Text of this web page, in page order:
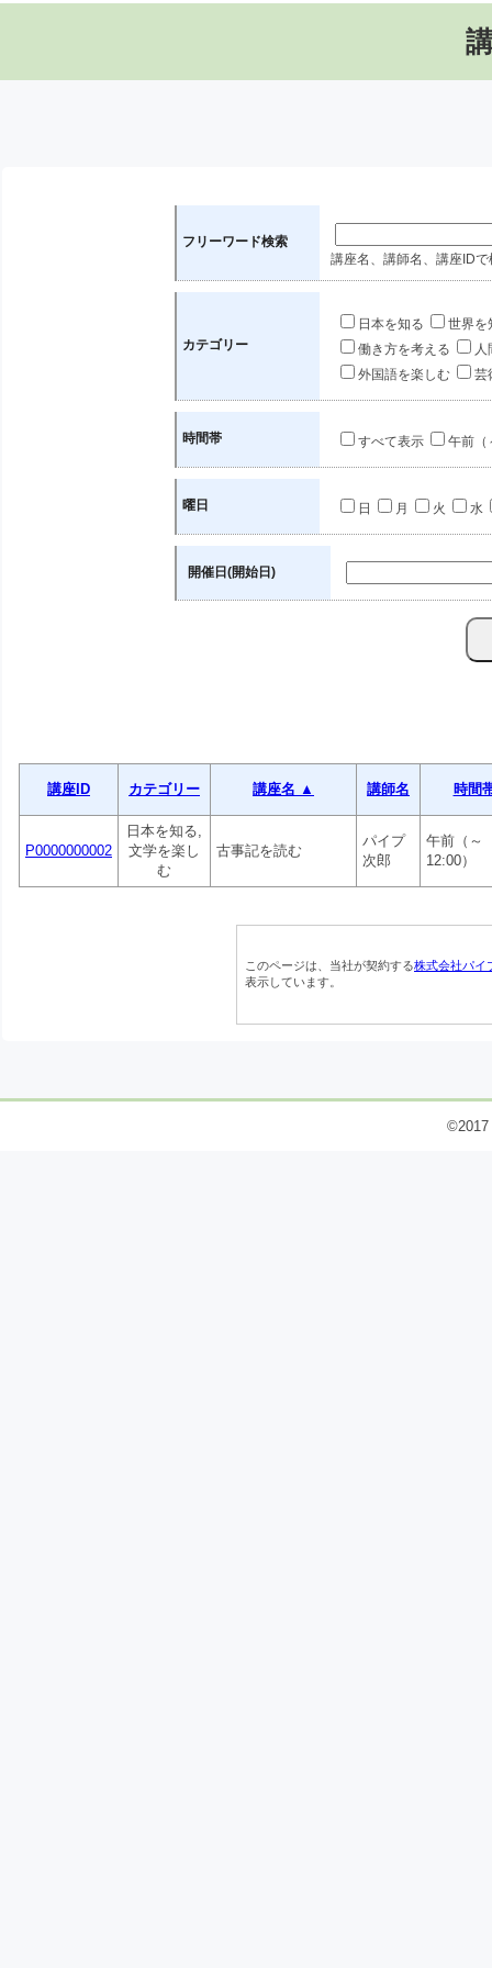
フリーワード検索
講座名、講師名、講座IDで
カテゴリー
日本を知る
世界を
働き方を考える
人
外国語を楽しむ
芸
時間帯 すべて表示 午前（
曜日 日 月 火 水
開催日(開始日)
講座ID カテゴリー 講座名 ▲ 講師名 時間
P0000000002
日本を知る,
文学を楽し
む
古事記を読む
パイプ
次郎
午前（～
12:00）
このページは、当社が契約する株式会社パイ
表示しています。
©2017